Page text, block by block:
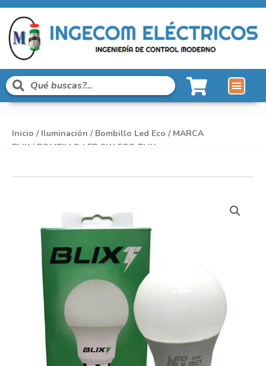
Inicio / Iluminación / Bombillo Led Eco / MARCA
BLIX / BOMBILLO LED 3W ECO BLIX